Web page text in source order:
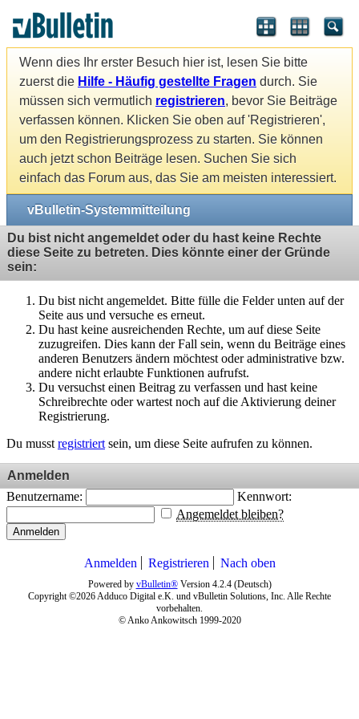
Wenn dies Ihr erster Besuch hier ist, lesen Sie bitte
zuerst die Hilfe - Häufig gestellte Fragen durch. Sie
müssen sich vermutlich registrieren, bevor Sie Beiträge
verfassen können. Klicken Sie oben auf 'Registrieren',
um den Registrierungsprozess zu starten. Sie können
auch jetzt schon Beiträge lesen. Suchen Sie sich
einfach das Forum aus, das Sie am meisten interessiert.
vBulletin-Systemmitteilung
Du bist nicht angemeldet oder du hast keine Rechte
diese Seite zu betreten. Dies könnte einer der Gründe
sein:
Du bist nicht angemeldet. Bitte fülle die Felder unten auf der
Seite aus und versuche es erneut.
Du hast keine ausreichenden Rechte, um auf diese Seite
zuzugreifen. Dies kann der Fall sein, wenn du Beiträge eines
anderen Benutzers ändern möchtest oder administrative bzw.
andere nicht erlaubte Funktionen aufrufst.
Du versuchst einen Beitrag zu verfassen und hast keine
Schreibrechte oder wartest noch auf die Aktivierung deiner
Registrierung.
Du musst registriert sein, um diese Seite aufrufen zu können.
Anmelden
Benutzername:
Kennwort:
Angemeldet bleiben?
Anmelden
Anmelden Registrieren Nach oben
Powered by vBulletin®Version 4.2.4 (Deutsch)
Copyright ©2026 Adduco Digital e.K. und vBulletin Solutions, Inc. Alle Rechte
vorbehalten.
© Anko Ankowitsch 1999-2020